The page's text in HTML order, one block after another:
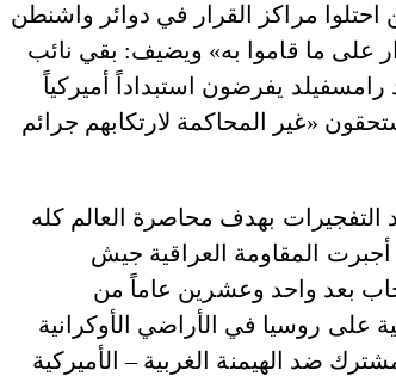
مراكز القرار في دوائر واشنطن
على ما قاموا به» ويضيف: بقي نائب
يفرضون استبداداً أميركياً
«غير المحاكمة لارتكابهم جرائم
بهدف محاصرة العالم كله
أجبرت المقاومة العراقية جيش
بعد واحد وعشرين عاماً من
على روسيا في الأراضي الأوكرانية
ضد الهيمنة الغربية – الأميركية